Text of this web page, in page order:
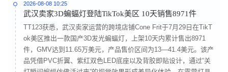
外推广链路。
2026-08-08 10:25
武汉卖家3D蝙蝠灯登陆TikTok美区 10天销售8971件
TT123获悉，武汉卖家运营的跨境店铺Cone Frit于7月29日在TikT
ok美区推出一款国产3D发光蝙蝠灯，上架10天内累计售出8971
件，GMV达到11.65万美元，产品售价区间为13—41.4美元。该产
品凭借PVC折翼、紫红双色LED底座以及背胶即贴设计，通过“关